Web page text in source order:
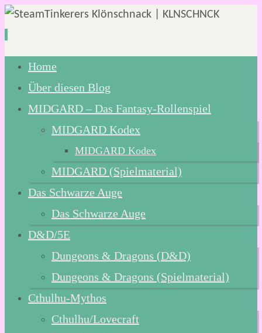
Zum
Inhalt
springen
Home
Über diesen Blog
MIDGARD – Das Fantasy-Rollenspiel
MIDGARD Kodex
MIDGARD Kodex
MIDGARD (Spielmaterial)
Das Schwarze Auge
Das Schwarze Auge
D&D/5E
Dungeons & Dragons (D&D)
Dungeons & Dragons (Spielmaterial)
Cthulhu-Mythos
Cthulhu/Lovecraft